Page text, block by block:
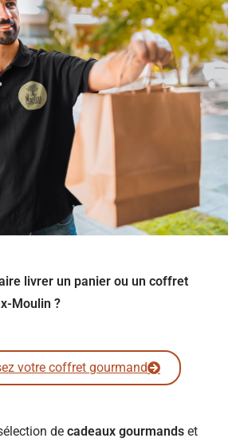
livrer un panier ou un coffret
Moulin ?
votre coffret gourmand
de cadeaux gourmands et